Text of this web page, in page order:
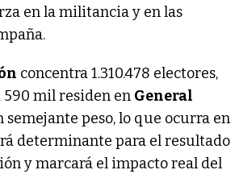
en la militancia y en las
concentra 1.310.478 electores,
590 mil residen en General
semejante peso, lo que ocurra en
determinante para el resultado
y marcará el impacto real del